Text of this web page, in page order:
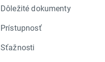
Dôležité dokumenty
Prístupnosť
Sťažnosti